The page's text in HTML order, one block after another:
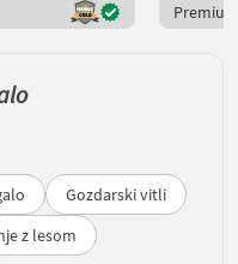
Gozdarski vitli
z lesom